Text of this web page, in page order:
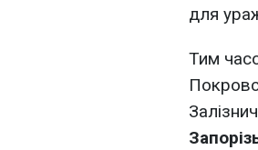
для
Тим